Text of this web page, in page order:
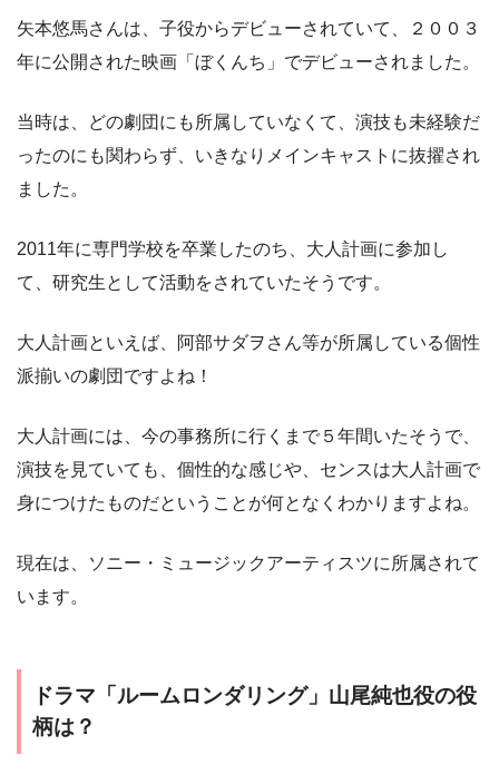
矢本悠馬さんは、子役からデビューされていて、２００３
年に公開された映画「ぼくんち」でデビューされました。
当時は、どの劇団にも所属していなくて、演技も未経験だ
ったのにも関わらず、いきなりメインキャストに抜擢され
ました。
2011年に専門学校を卒業したのち、大人計画に参加し
て、研究生として活動をされていたそうです。
大人計画といえば、阿部サダヲさん等が所属している個性
派揃いの劇団ですよね！
大人計画には、今の事務所に行くまで５年間いたそうで、
演技を見ていても、個性的な感じや、センスは大人計画で
身につけたものだということが何となくわかりますよね。
現在は、ソニー・ミュージックアーティスツに所属されて
います。
ドラマ「ルームロンダリング」山尾純也役の役
柄は？